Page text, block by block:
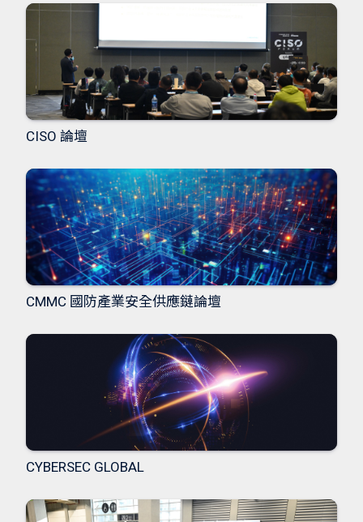
CISO 論壇
CMMC 國防產業安全供應鏈論壇
CYBERSEC GLOBAL
CYBERSEC GLOBAL
CYBERSEC GLOBAL